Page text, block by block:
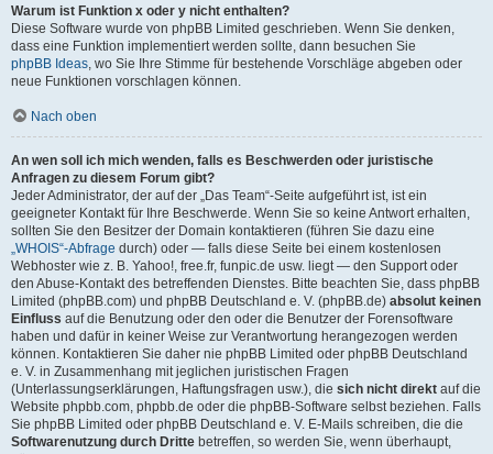
Warum ist Funktion x oder y nicht enthalten?
Diese Software wurde von phpBB Limited geschrieben. Wenn Sie denken,
dass eine Funktion implementiert werden sollte, dann besuchen Sie
phpBB Ideas, wo Sie Ihre Stimme für bestehende Vorschläge abgeben oder
neue Funktionen vorschlagen können.
Nach oben
An wen soll ich mich wenden, falls es Beschwerden oder juristische
Anfragen zu diesem Forum gibt?
Jeder Administrator, der auf der „Das Team“-Seite aufgeführt ist, ist ein
geeigneter Kontakt für Ihre Beschwerde. Wenn Sie so keine Antwort erhalten,
sollten Sie den Besitzer der Domain kontaktieren (führen Sie dazu eine
„WHOIS“-Abfrage durch) oder — falls diese Seite bei einem kostenlosen
Webhoster wie z. B. Yahoo!, free.fr, funpic.de usw. liegt — den Support oder
den Abuse-Kontakt des betreffenden Dienstes. Bitte beachten Sie, dass phpBB
Limited (phpBB.com) und phpBB Deutschland e. V. (phpBB.de) absolut keinen
Einfluss auf die Benutzung oder den oder die Benutzer der Forensoftware
haben und dafür in keiner Weise zur Verantwortung herangezogen werden
können. Kontaktieren Sie daher nie phpBB Limited oder phpBB Deutschland
e. V. in Zusammenhang mit jeglichen juristischen Fragen
(Unterlassungserklärungen, Haftungsfragen usw.), die sich nicht direkt auf die
Website phpbb.com, phpbb.de oder die phpBB-Software selbst beziehen. Falls
Sie phpBB Limited oder phpBB Deutschland e. V. E-Mails schreiben, die die
Softwarenutzung durch Dritte betreffen, so werden Sie, wenn überhaupt,